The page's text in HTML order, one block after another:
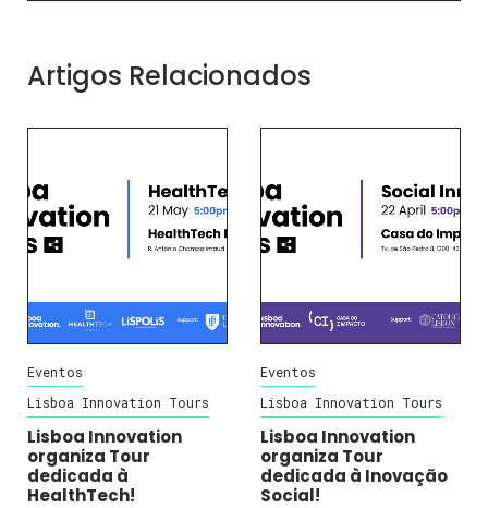
Artigos Relacionados
Eventos
Lisboa Innovation Tours
Lisboa Innovation
organiza Tour
dedicada à
HealthTech!
Eventos
Lisboa Innovation Tours
Lisboa Innovation
organiza Tour
dedicada à Inovação
Social!